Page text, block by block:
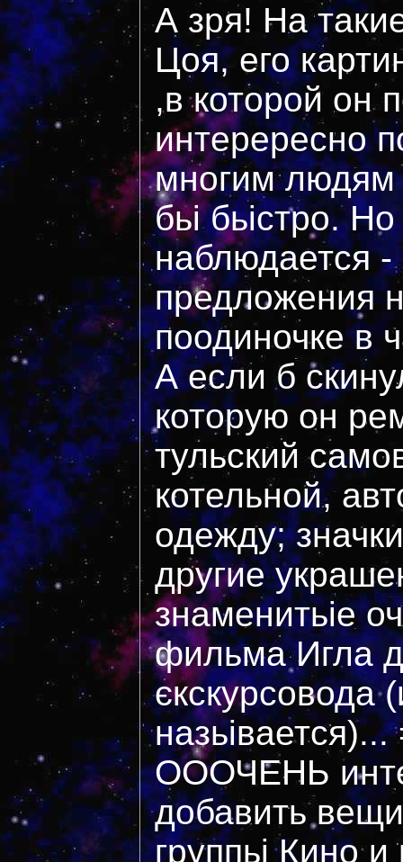
А зря! На
Цоя, его
,в которой он
интерересно
многим людям
бьі бьістро.
наблюдается -
предложения
поодиночке в
А если б
которую он
тульский
котельной,
одежду;
другие
знаменитьіе
фильма Игла
єкскурсовода
назьівается)...
ОООЧЕНЬ
добавить
группьі Кино и